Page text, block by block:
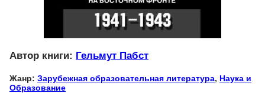
Автор книги: Гельмут Пабст
Жанр: Зарубежная образовательная литература, Наука и
Образование